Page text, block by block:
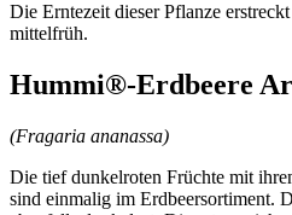
Die Erntezeit dieser Pflanze
mittelfrüh.
Hummi®-Erdbeere
(Fragaria ananassa)
Die tief dunkelroten Früchte mit
sind einmalig im Erdbeersortiment.